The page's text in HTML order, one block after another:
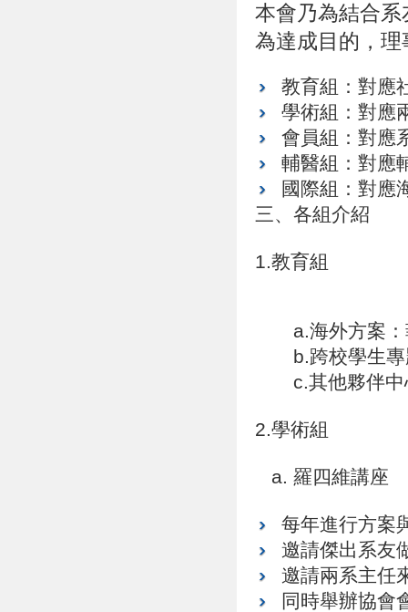
本會乃為結合
為達成目的，
教育組：對應
學術組：對應
會員組：對應
輔醫組：對應
國際組：對應
三、各組介紹
1.教育組
a.海外方案：
b.跨校學生專
c.其他夥伴中
2.學術組
a. 羅四維講座
每年進行方案
邀請傑出系友
邀請兩系主任
同時舉辦協會